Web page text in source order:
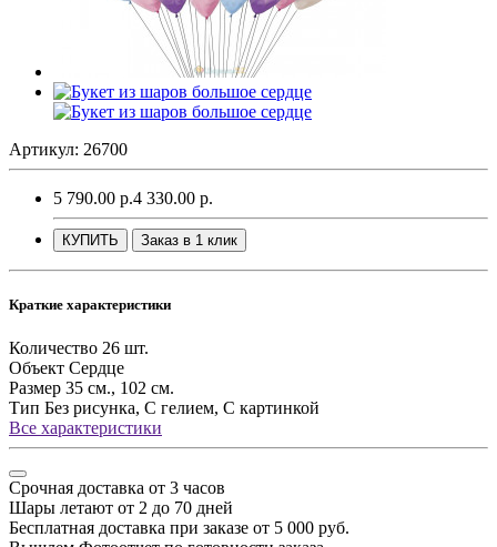
Артикул: 26700
5 790.00 р.4 330.00 р.
КУПИТЬ Заказ в 1 клик
Краткие характеристики
Количество 26 шт.
Объект Сердце
Размер 35 см., 102 см.
Тип Без рисунка, С гелием, С картинкой
Все характеристики
Срочная доставка от 3 часов
Шары летают от 2 до 70 дней
Бесплатная доставка при заказе от 5 000 руб.